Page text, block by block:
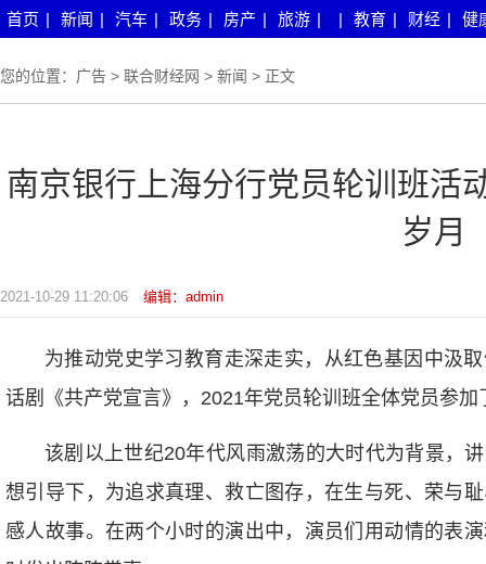
首页 | 新闻 | 汽车 | 政务 | 房产 | 旅游 | | 教育 | 财经 | 健
您的位置： 广告 > 联合财经网 > 新闻 > 正文
南京银行上海分行党员轮训班活
岁月
2021-10-29 11:20:06 编辑：admin
为推动党史学习教育走深走实，从红色基因中汲
话剧《共产党宣言》，2021年党员轮训班全体党员参加
该剧以上世纪20年代风雨激荡的大时代为背景，
想引导下，为追求真理、救亡图存，在生与死、荣与
感人故事。在两个小时的演出中，演员们用动情的表